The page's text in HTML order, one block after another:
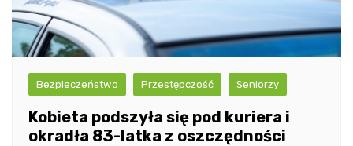
Bezpieczeństwo Przestępczość Seniorzy
Kobieta podszyła się pod kuriera i
okradła 83-latka z oszczędności